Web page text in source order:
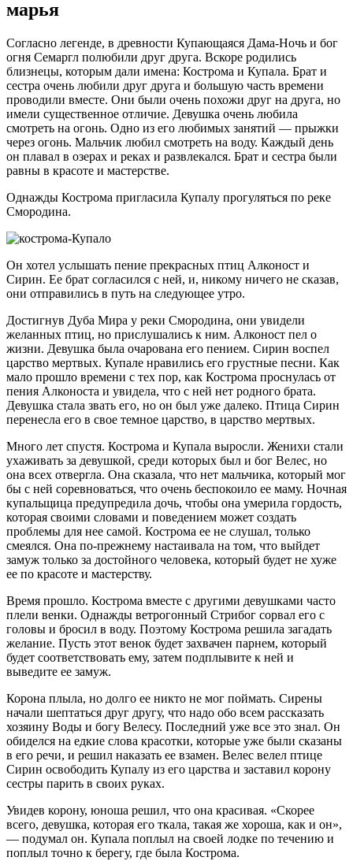
марья
Согласно легенде, в древности Купающаяся Дама-Ночь и бог
огня Семаргл полюбили друг друга. Вскоре родились
близнецы, которым дали имена: Кострома и Купала. Брат и
сестра очень любили друг друга и большую часть времени
проводили вместе. Они были очень похожи друг на друга, но
имели существенное отличие. Девушка очень любила
смотреть на огонь. Одно из его любимых занятий — прыжки
через огонь. Мальчик любил смотреть на воду. Каждый день
он плавал в озерах и реках и развлекался. Брат и сестра были
равны в красоте и мастерстве.
Однажды Кострома пригласила Купалу прогуляться по реке
Смородина.
Он хотел услышать пение прекрасных птиц Алконост и
Сирин. Ее брат согласился с ней, и, никому ничего не сказав,
они отправились в путь на следующее утро.
Достигнув Дуба Мира у реки Смородина, они увидели
желанных птиц, но прислушались к ним. Алконост пел о
жизни. Девушка была очарована его пением. Сирин воспел
царство мертвых. Купале нравились его грустные песни. Как
мало прошло времени с тех пор, как Кострома проснулась от
пения Алконоста и увидела, что с ней нет родного брата.
Девушка стала звать его, но он был уже далеко. Птица Сирин
перенесла его в свое темное царство, в царство мертвых.
Много лет спустя. Кострома и Купала выросли. Женихи стали
ухаживать за девушкой, среди которых был и бог Велес, но
она всех отвергла. Она сказала, что нет мальчика, который мог
бы с ней соревноваться, что очень беспокоило ее маму. Ночная
купальщица предупредила дочь, чтобы она умерила гордость,
которая своими словами и поведением может создать
проблемы для нее самой. Кострома ее не слушал, только
смеялся. Она по-прежнему настаивала на том, что выйдет
замуж только за достойного человека, который будет не хуже
ее по красоте и мастерству.
Время прошло. Кострома вместе с другими девушками часто
плели венки. Однажды ветрогонный Стрибог сорвал его с
головы и бросил в воду. Поэтому Кострома решила загадать
желание. Пусть этот венок будет захвачен парнем, который
будет соответствовать ему, затем подплывите к ней и
выведите ее замуж.
Корона плыла, но долго ее никто не мог поймать. Сирены
начали шептаться друг другу, что надо обо всем рассказать
хозяину Воды и богу Велесу. Последний уже все это знал. Он
обиделся на едкие слова красотки, которые уже были сказаны
в его речи, и решил наказать ее взамен. Велес велел птице
Сирин освободить Купалу из его царства и заставил корону
сестры парить в своих руках.
Увидев корону, юноша решил, что она красивая. «Скорее
всего, девушка, которая его ткала, такая же хороша, как и он»,
— подумал он. Купала поплыл на своей лодке по течению и
поплыл точно к берегу, где была Кострома.